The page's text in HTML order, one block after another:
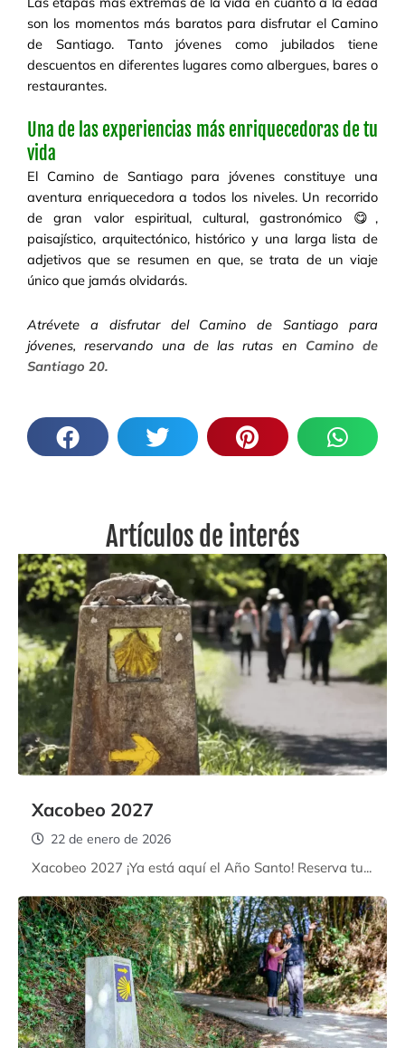
son los momentos más baratos para disfrutar el Camino
de Santiago. Tanto jóvenes como jubilados tiene
descuentos en diferentes lugares como albergues, bares o
restaurantes.
Una de las experiencias más enriquecedoras de tu
vida
El Camino de Santiago para jóvenes constituye una
aventura enriquecedora a todos los niveles. Un recorrido
de gran valor espiritual, cultural, gastronómico 😋,
paisajístico, arquitectónico, histórico y una larga lista de
adjetivos que se resumen en que, se trata de un viaje
único que jamás olvidarás.
Atrévete a disfrutar del Camino de Santiago para
jóvenes, reservando una de las rutas en Camino de
Santiago 20.
Artículos de interés
Xacobeo 2027
22 de enero de 2026
Xacobeo 2027 ¡Ya está aquí el Año Santo! Reserva tu...